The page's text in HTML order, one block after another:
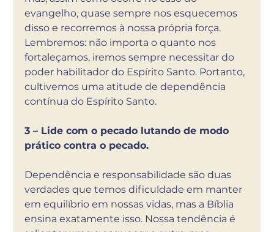
evangelho, quase sempre nos esquecemos
disso e recorremos à nossa própria força.
Lembremos: não importa o quanto nos
fortaleçamos, iremos sempre necessitar do
poder habilitador do Espírito Santo. Portanto,
cultivemos uma atitude de dependência
contínua do Espírito Santo.
3 – Lide com o pecado lutando de modo
prático contra o pecado.
Dependência e responsabilidade são duas
verdades que temos dificuldade em manter
em equilíbrio em nossas vidas, mas a Bíblia
ensina exatamente isso. Nossa tendência é